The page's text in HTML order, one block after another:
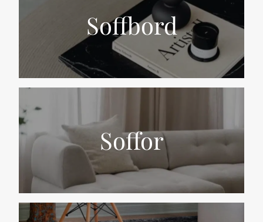
Soffbord
Soffor